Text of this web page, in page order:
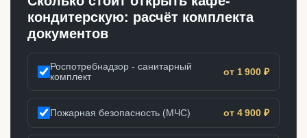
кондитерскую: расчёт комплекта
документов
Роспотребнадзор - санитарный
комплект
от 1 900 ₽
Пожарная безопасность (МЧС) от 4 900 ₽